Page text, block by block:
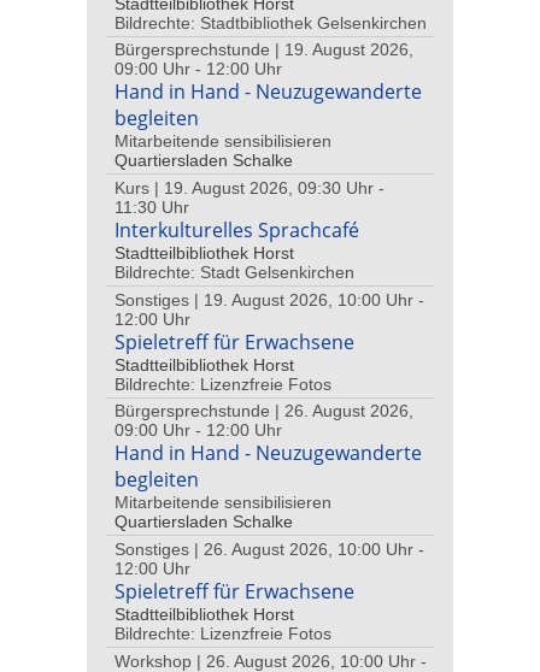
Bildrechte: Stadtbibliothek Gelsenkirchen
Bürgersprechstunde | 19. August 2026,
09:00 Uhr - 12:00 Uhr
Hand in Hand - Neuzugewanderte
begleiten
Mitarbeitende sensibilisieren
Quartiersladen Schalke
Kurs | 19. August 2026, 09:30 Uhr -
11:30 Uhr
Interkulturelles Sprachcafé
Stadtteilbibliothek Horst
Bildrechte: Stadt Gelsenkirchen
Sonstiges | 19. August 2026, 10:00 Uhr -
12:00 Uhr
Spieletreff für Erwachsene
Stadtteilbibliothek Horst
Bildrechte: Lizenzfreie Fotos
Bürgersprechstunde | 26. August 2026,
09:00 Uhr - 12:00 Uhr
Hand in Hand - Neuzugewanderte
begleiten
Mitarbeitende sensibilisieren
Quartiersladen Schalke
Sonstiges | 26. August 2026, 10:00 Uhr -
12:00 Uhr
Spieletreff für Erwachsene
Stadtteilbibliothek Horst
Bildrechte: Lizenzfreie Fotos
Workshop | 26. August 2026, 10:00 Uhr -